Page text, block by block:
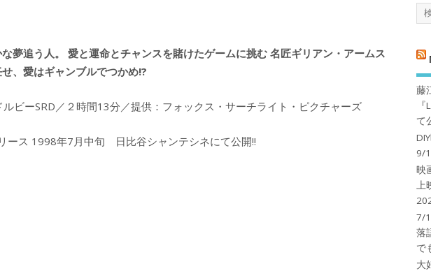
夢追う人。 愛と運命とチャンスを賭けたゲームに挑む 名匠ギリアン・アームス
、愛はギャンブルでつかめ!?
ビーSRD／２時間13分／提供：フォックス・サーチライト・ピクチャーズ
ース 1998年7月中旬 日比谷シャンテシネにて公開!!
藤
て
9/
映
上
7/
落
で
大